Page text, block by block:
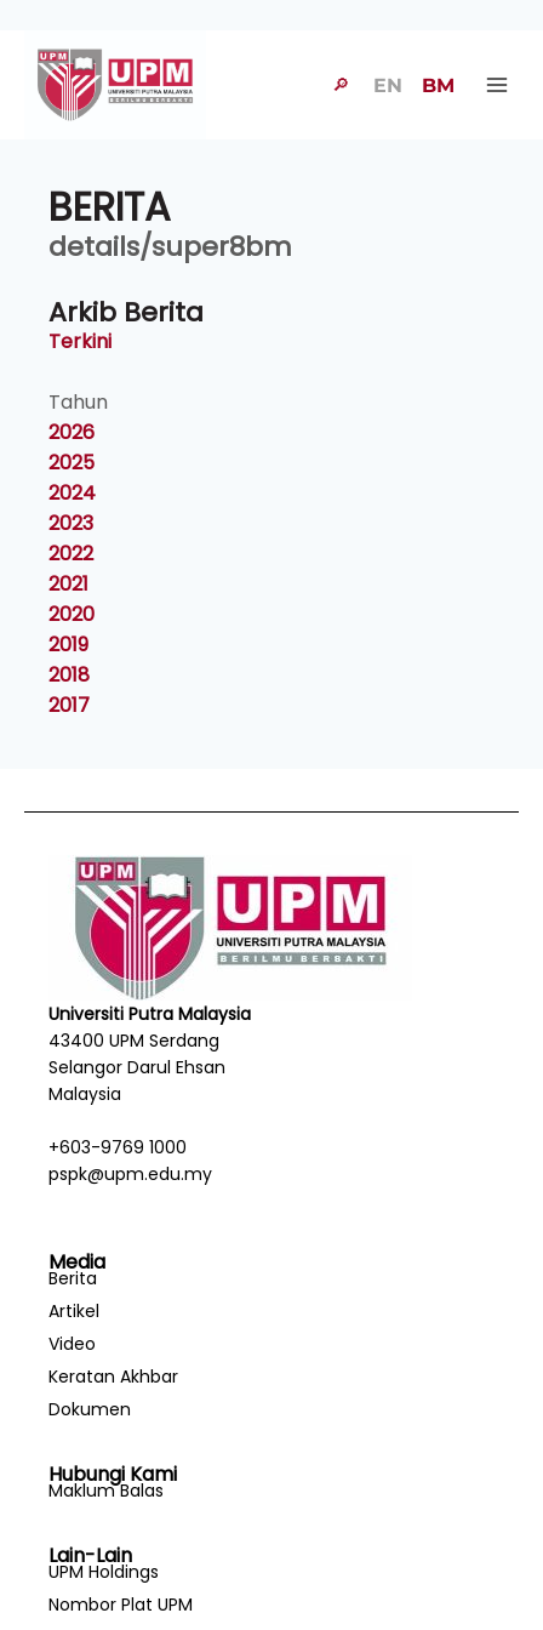
🔎 EN BM
BERITA
details/super8bm
Arkib Berita
Terkini
Tahun
2026
2025
2024
2023
2022
2021
2020
2019
2018
2017
Universiti Putra Malaysia
43400 UPM Serdang
Selangor Darul Ehsan
Malaysia
+603-9769 1000
pspk@upm.edu.my
Media
Berita
Artikel
Video
Keratan Akhbar
Dokumen
Hubungi Kami
Maklum Balas
Lain-Lain
UPM Holdings
Nombor Plat UPM